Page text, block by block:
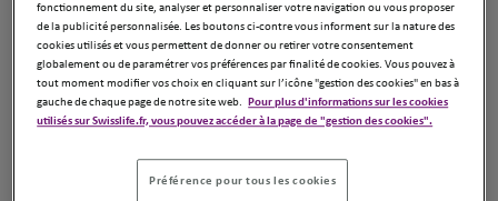
Numéro
Voir plus
Christophe Raulin
9 Rue Du Kefferberg
fonctionnement du site, analyser et personnaliser votre navigation ou vous proposer
de la publicité personnalisée. Les boutons ci-contre vous informent sur la nature des
cookies utilisés et vous permettent de donner ou retirer votre consentement
globalement ou de paramétrer vos préférences par finalité de cookies. Vous pouvez à
tout moment modifier vos choix en cliquant sur l’icône "gestion des cookies" en bas à
gauche de chaque page de notre site web. Pour plus d'informations sur les cookies
utilisés sur Swisslife.fr, vous pouvez accéder à la page de "gestion des cookies".
Préférence pour tous les cookies